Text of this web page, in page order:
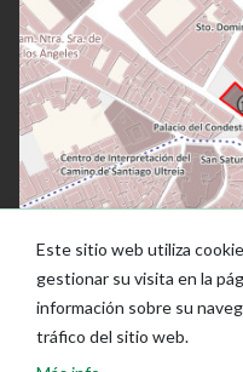
Este sitio web utiliza
gestionar su visita en la
información sobre su
tráfico del sitio web.